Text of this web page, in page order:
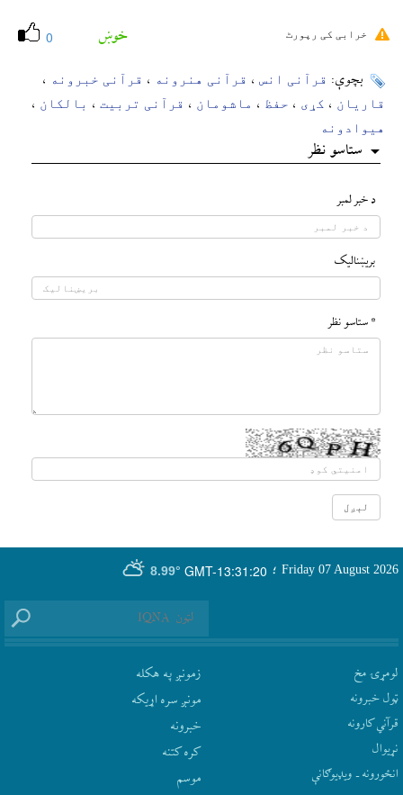
0 خوښ خرابی کی رپورٹ
بچوې: قرآنی انس ، قرآنی هنرونه ، قرآنی خبرونه ،
قاریان ، کړی ، حفظ ، ماشومان ، قرآنی تربیت ، بالکان ،
هیوادونه
ستاسو نظر
د خبر لمبر
بريښناليک
* ستاسو نظر
GMT-13:31:20
8.99° Friday 07 August 2026 ؛
لومړۍ مخ
ټول خبرونه
قرآني کارونه
نړيوال
انځورونه ـ ویډیوګانې
زمونږ په هکله
مونږ سره اړيکه
‫خبرونه
کره کتنه
موسم